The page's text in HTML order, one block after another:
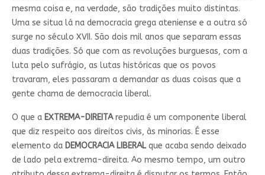
mesma coisa e, na verdade, são tradições muito distintas.
Uma se situa lá na democracia grega ateniense e a outra só
surge no século XVII. São dois mil anos que separam essas
duas tradições. Só que com as revoluções burguesas, com a
luta pelo sufrágio, as lutas históricas que os povos
travaram, eles passaram a demandar as duas coisas que a
gente chama de democracia liberal.
O que aEXTREMA-DIREITArepudia é um componente liberal
que diz respeito aos direitos civis, às minorias. É esse
elemento daDEMOCRACIA LIBERALque acaba sendo deixado
de lado pela extrema-direita. Ao mesmo tempo, um outro